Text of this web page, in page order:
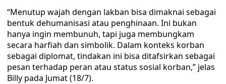
“Menutup wajah dengan lakban bisa dimaknai sebagai
bentuk dehumanisasi atau penghinaan. Ini bukan
hanya ingin membunuh, tapi juga membungkam
secara harfiah dan simbolik. Dalam konteks korban
sebagai diplomat, tindakan ini bisa ditafsirkan sebagai
pesan terhadap peran atau status sosial korban,” jelas
Billy pada Jumat (18/7).